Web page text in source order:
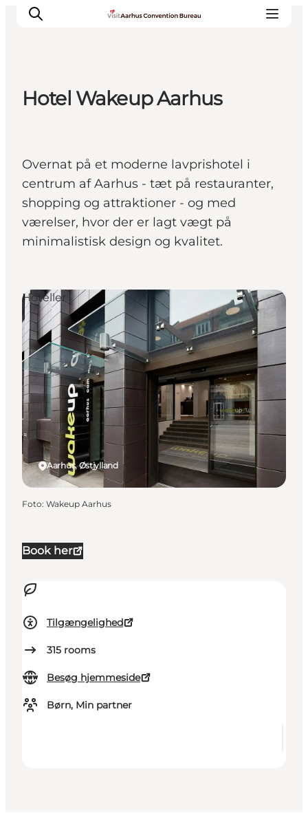
Vores service
Viden & Netværk
Kontakt
Hotel Wakeup Aarhus
Overnat på et moderne lavprishotel i
centrum af Aarhus - tæt på restauranter,
shopping og attraktioner - og med
værelser, hvor der er lagt vægt på
minimalistisk design og kvalitet.
Book her
Tilgængelighed
315 rooms
Besøg hjemmeside
Børn, Min partner
Aarhus, Østjylland
Hoteller
Foto: Wakeup Aarhus